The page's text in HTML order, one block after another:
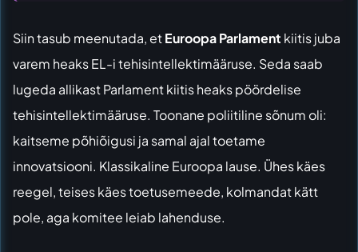
Siin tasub meenutada, etEuroopa Parlament kiitis juba
varem heaks EL-i tehisintellektimääruse. Seda saab
lugeda allikastParlament kiitis heaks pöördelise
tehisintellektimääruse. Toonane poliitiline sõnum oli:
kaitseme põhiõigusi ja samal ajal toetame
innovatsiooni. Klassikaline Euroopa lause. Ühes käes
reegel, teises käes toetusemeede, kolmandat kätt
pole, aga komitee leiab lahenduse.